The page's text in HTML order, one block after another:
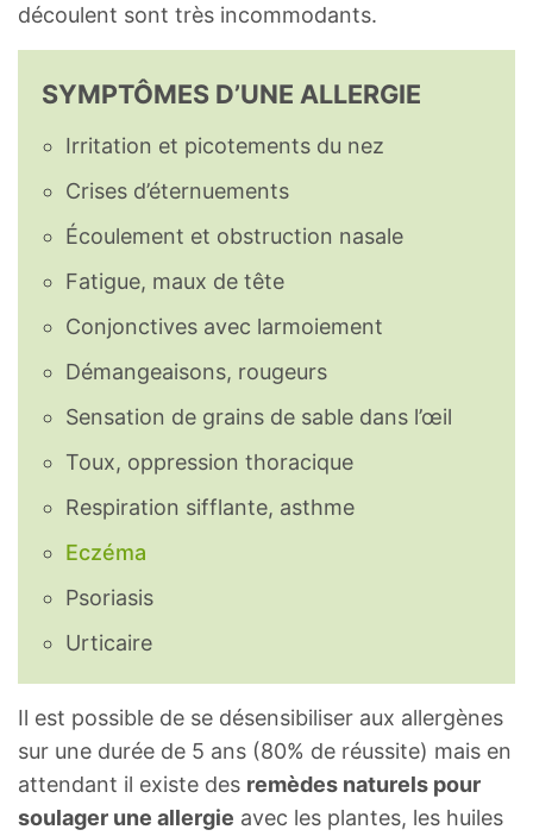
découlent sont très incommodants.
SYMPTÔMES D’UNE ALLERGIE
Irritation et picotements du nez
Crises d’éternuements
Écoulement et obstruction nasale
Fatigue, maux de tête
Conjonctives avec larmoiement
Démangeaisons, rougeurs
Sensation de grains de sable dans l’œil
Toux, oppression thoracique
Respiration sifflante, asthme
Eczéma
Psoriasis
Urticaire
Il est possible de se désensibiliser aux allergènes
sur une durée de 5 ans (80% de réussite) mais en
attendant il existe des remèdes naturels pour
soulager une allergie avec les plantes, les huiles